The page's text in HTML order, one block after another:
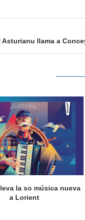
llama a
la so música nueva
a Lorient